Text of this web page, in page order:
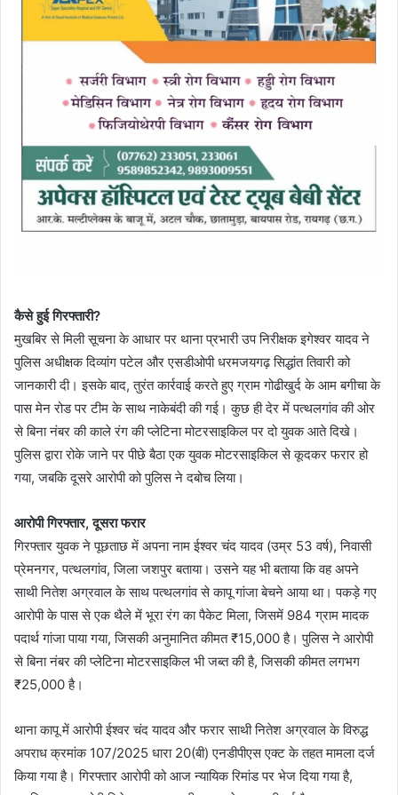
कैसे हुई गिरफ्तारी?
मुखबिर से मिली सूचना के आधार पर थाना प्रभारी उप निरीक्षक इगेश्वर यादव ने
पुलिस अधीक्षक दिव्यांग पटेल और एसडीओपी धरमजयगढ़ सिद्धांत तिवारी को
जानकारी दी। इसके बाद, तुरंत कार्रवाई करते हुए ग्राम गोढीखुर्द के आम बगीचा के
पास मेन रोड पर टीम के साथ नाकेबंदी की गई। कुछ ही देर में पत्थलगांव की ओर
से बिना नंबर की काले रंग की प्लेटिना मोटरसाइकिल पर दो युवक आते दिखे।
पुलिस द्वारा रोके जाने पर पीछे बैठा एक युवक मोटरसाइकिल से कूदकर फरार हो
गया, जबकि दूसरे आरोपी को पुलिस ने दबोच लिया।
आरोपी गिरफ्तार, दूसरा फरार
गिरफ्तार युवक ने पूछताछ में अपना नाम ईश्वर चंद यादव (उम्र 53 वर्ष), निवासी
प्रेमनगर, पत्थलगांव, जिला जशपुर बताया। उसने यह भी बताया कि वह अपने
साथी नितेश अग्रवाल के साथ पत्थलगांव से कापू गांजा बेचने आया था। पकड़े गए
आरोपी के पास से एक थैले में भूरा रंग का पैकेट मिला, जिसमें 984 ग्राम मादक
पदार्थ गांजा पाया गया, जिसकी अनुमानित कीमत ₹15,000 है। पुलिस ने आरोपी
से बिना नंबर की प्लेटिना मोटरसाइकिल भी जब्त की है, जिसकी कीमत लगभग
₹25,000 है।
थाना कापू में आरोपी ईश्वर चंद यादव और फरार साथी नितेश अग्रवाल के विरुद्ध
अपराध क्रमांक 107/2025 धारा 20(बी) एनडीपीएस एक्ट के तहत मामला दर्ज
किया गया है। गिरफ्तार आरोपी को आज न्यायिक रिमांड पर भेज दिया गया है,